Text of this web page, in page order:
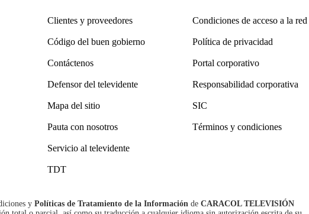
Clientes y proveedores
Código del buen gobierno
Contáctenos
Defensor del televidente
Mapa del sitio
Pauta con nosotros
Servicio al televidente
TDT
Condiciones de acceso a la red
Política de privacidad
Portal corporativo
Responsabilidad corporativa
SIC
Términos y condiciones
y Políticas de Tratamiento de la Información de CARACOL TELEVISIÓN